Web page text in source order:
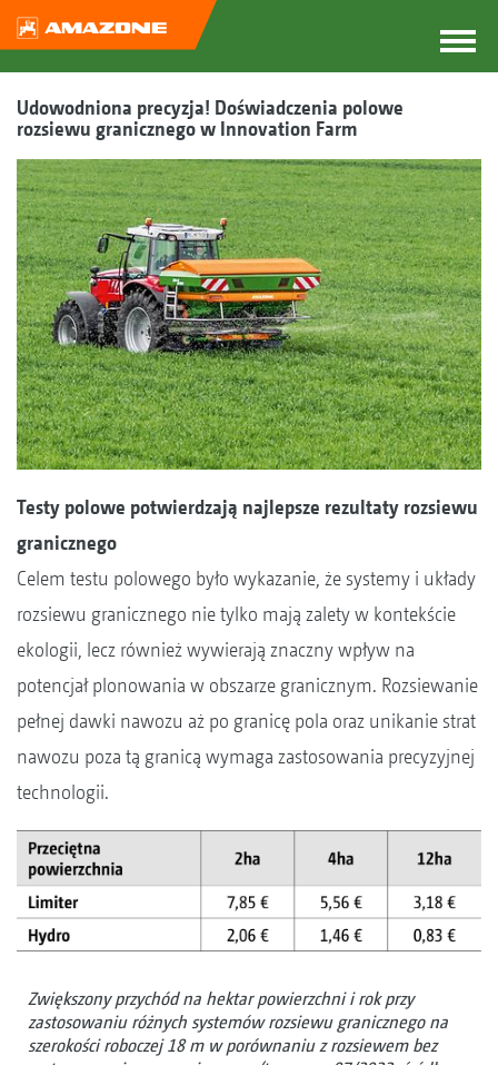
Udowodniona precyzja! Doświadczenia polowe
rozsiewu granicznego w Innovation Farm
Testy polowe potwierdzają najlepsze rezultaty rozsiewu
granicznego
Celem testu polowego było wykazanie, że systemy i układy
rozsiewu granicznego nie tylko mają zalety w kontekście
ekologii, lecz również wywierają znaczny wpływ na
potencjał plonowania w obszarze granicznym. Rozsiewanie
pełnej dawki nawozu aż po granicę pola oraz unikanie strat
nawozu poza tą granicą wymaga zastosowania precyzyjnej
technologii.
Zwiększony przychód na hektar powierzchni i rok przy
zastosowaniu różnych systemów rozsiewu granicznego na
szerokości roboczej 18 m w porównaniu z rozsiewem bez